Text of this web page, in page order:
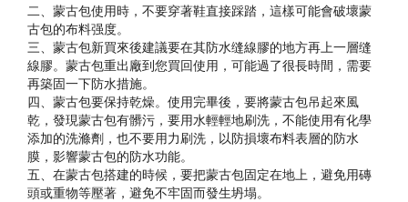
二、蒙古包使用時，不要穿著鞋直接踩踏，這樣可能會破壞蒙
古包的布料强度。
三、蒙古包新買來後建議要在其防水缝線膠的地方再上一層缝
線膠。蒙古包重出廠到您買回使用，可能過了很長時間，需要
再築固一下防水措施。
四、蒙古包要保持乾燥。使用完畢後，要將蒙古包吊起來風
乾，發現蒙古包有髒污，要用水輕輕地刷洗，不能使用有化學
添加的洗滌劑，也不要用力刷洗，以防損壞布料表層的防水
膜，影響蒙古包的防水功能。
五、在蒙古包搭建的時候，要把蒙古包固定在地上，避免用磚
頭或重物等壓著，避免不牢固而發生坍塌。